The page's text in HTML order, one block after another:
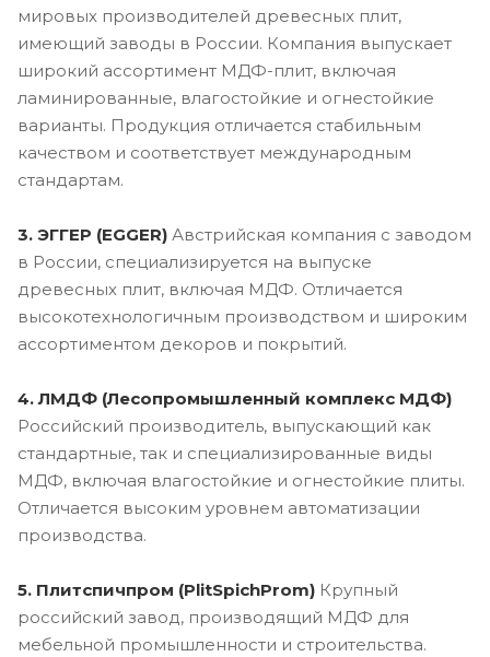
мировых производителей древесных плит,
имеющий заводы в России. Компания выпускает
широкий ассортимент МДФ-плит, включая
ламинированные, влагостойкие и огнестойкие
варианты. Продукция отличается стабильным
качеством и соответствует международным
стандартам.
3. ЭГГЕР (EGGER) Австрийская компания с заводом
в России, специализируется на выпуске
древесных плит, включая МДФ. Отличается
высокотехнологичным производством и широким
ассортиментом декоров и покрытий.
4. ЛМДФ (Лесопромышленный комплекс МДФ)
Российский производитель, выпускающий как
стандартные, так и специализированные виды
МДФ, включая влагостойкие и огнестойкие плиты.
Отличается высоким уровнем автоматизации
производства.
5. Плитспичпром (PlitSpichProm) Крупный
российский завод, производящий МДФ для
мебельной промышленности и строительства.